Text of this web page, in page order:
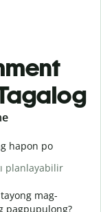
hapon po
planlayabilir
mag-
pagpupulong?